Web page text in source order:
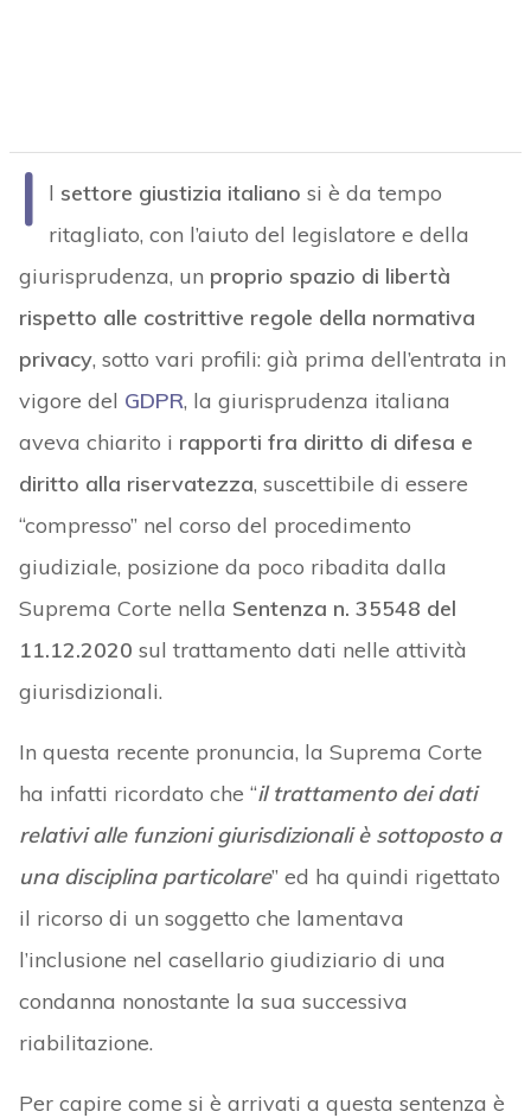
I l settore giustizia italiano si è da tempo
ritagliato, con l’aiuto del legislatore e della
giurisprudenza, un proprio spazio di libertà
rispetto alle costrittive regole della normativa
privacy, sotto vari profili: già prima dell’entrata in
vigore del GDPR, la giurisprudenza italiana
aveva chiarito i rapporti fra diritto di difesa e
diritto alla riservatezza, suscettibile di essere
“compresso” nel corso del procedimento
giudiziale, posizione da poco ribadita dalla
Suprema Corte nella Sentenza n. 35548 del
11.12.2020 sul trattamento dati nelle attività
giurisdizionali.
In questa recente pronuncia, la Suprema Corte
ha infatti ricordato che “il trattamento dei dati
relativi alle funzioni giurisdizionali è sottoposto a
una disciplina particolare” ed ha quindi rigettato
il ricorso di un soggetto che lamentava
l’inclusione nel casellario giudiziario di una
condanna nonostante la sua successiva
riabilitazione.
Per capire come si è arrivati a questa sentenza è